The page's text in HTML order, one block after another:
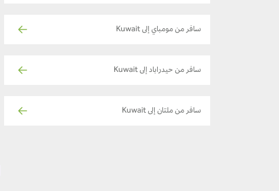
سافر من مومباي إلى Kuwait
سافر من حيدراباد إلى Kuwait
سافر من ملتان إلى Kuwait